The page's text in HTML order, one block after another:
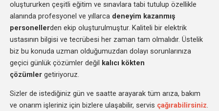
oluştururken çeşitli eğitim ve sınavlara tabi tutulup özellikle
alanında profesyonel ve yıllarca deneyim kazanmış
personellerden ekip oluşturulmuştur. Kaliteli bir elektrik
ustasının bilgisi ve tecrübesi her zaman tam olmalıdır. Üstelik
biz bu konuda uzman olduğumuzdan dolayı sorunlarınıza
geçici günlük çözümler değil kalıcı kökten
çözümler getiriyoruz.
Sizler de istediğiniz gün ve saatte arayarak tüm arıza, bakım
ve onarım işleriniz için bizlere ulaşabilir, servis çağırabilirsiniz